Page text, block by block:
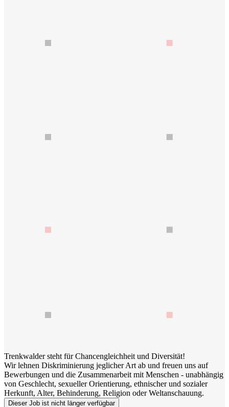
Trenkwalder steht für Chancengleichheit und Diversität!
Wir lehnen Diskriminierung jeglicher Art ab und freuen uns auf
Bewerbungen und die Zusammenarbeit mit Menschen - unabhängig
von Geschlecht, sexueller Orientierung, ethnischer und sozialer
Herkunft, Alter, Behinderung, Religion oder Weltanschauung.
Dieser Job ist nicht länger verfügbar